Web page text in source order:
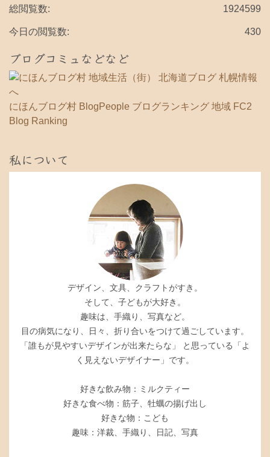
ブ
1924599
総閲覧数:
430
今日の閲覧数:
ブログコミュなどなど
にほんブログ村 BlogPeople ブログランキング 地域 FC2
Blog Ranking
私について
デザイン、文具、クラフトがすき。
そして、子どもが大好き。
趣味は、手織り、写真など。
目の病気になり、日々、折り合いをつけて過ごしています。
「誰もが見やすいデザインが出来たらな」 と思っている「よ
く見えないデザイナー」です。
好きな飲み物：ミルクティー
好きな食べ物：筋子、牡蠣の揚げ出し
好きな物：こども
趣味：洋裁、手織り、日記、写真